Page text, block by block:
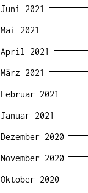
Juni 2021
Mai 2021
April 2021
März 2021
Februar 2021
Januar 2021
Dezember 2020
November 2020
Oktober 2020